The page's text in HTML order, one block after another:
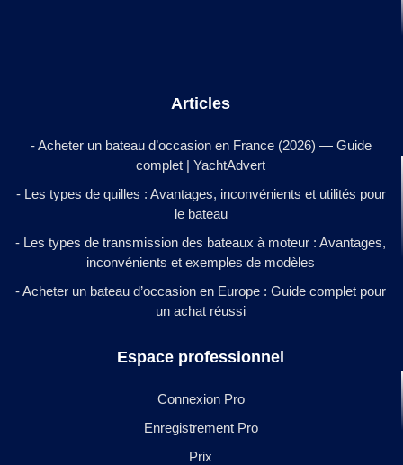
Articles
- Acheter un bateau d’occasion en France (2026) — Guide
complet | YachtAdvert
- Les types de quilles : Avantages, inconvénients et utilités pour
le bateau
- Les types de transmission des bateaux à moteur : Avantages,
inconvénients et exemples de modèles
- Acheter un bateau d’occasion en Europe : Guide complet pour
un achat réussi
Espace professionnel
Connexion Pro
Enregistrement Pro
Prix